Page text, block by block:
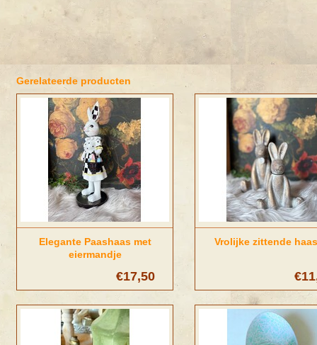
Gerelateerde producten
Elegante Paashaas met
eiermandje
€17,50
Vrolijke zittende